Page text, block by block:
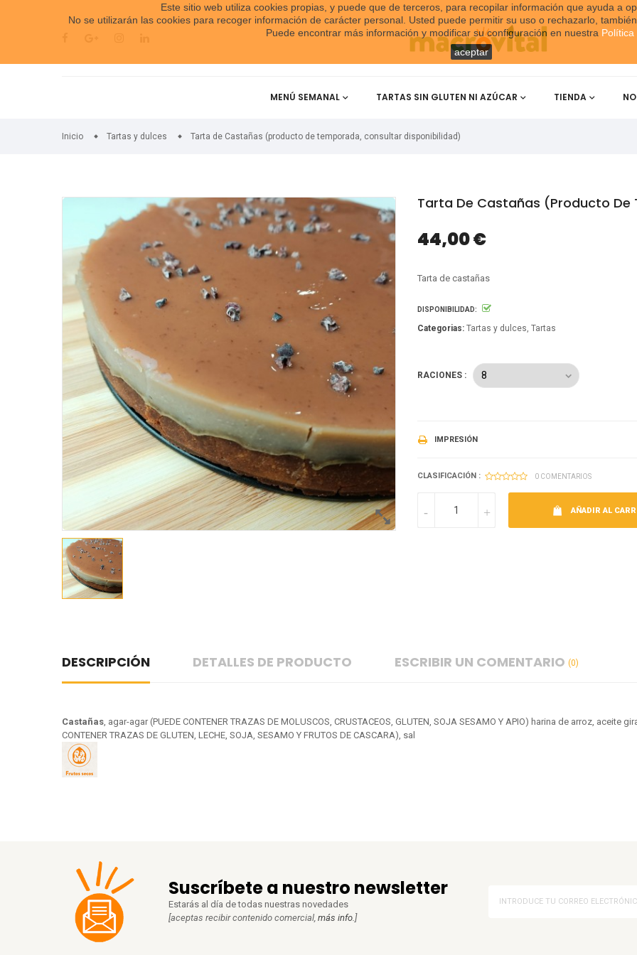
Este sitio web utiliza cookies propias, y puede que de terceros, para recopilar información que ayuda a
No se utilizarán las cookies para recoger información de carácter personal. Usted puede permitir su uso o rechazarlo,
Puede encontrar más información y modificar su configuración en nuestra Política
aceptar
MENÚ SEMANAL TARTAS SIN GLUTEN NI AZÚCAR TIENDA
Inicio Tartas y dulces Tarta de Castañas (producto de temporada, consultar disponibilidad)
Tarta De Castañas (producto
44,00 €
Tarta de castañas
DISPONIBILIDAD:
Categorias: Tartas y dulces Tartas
RACIONES :
IMPRESIÓN
CLASIFICACIÓN : 0 COMENTARIOS
AÑADIR AL
DESCRIPCIÓN DETALLES DE PRODUCTO ESCRIBIR UN COMENTARIO (0)
Castañas , agar-agar (PUEDE CONTENER TRAZAS DE MOLUSCOS, CRUSTACEOS, GLUTEN, SOJA SESAMO Y APIO) harina de arroz,
CONTENER TRAZAS DE GLUTEN, LECHE, SOJA, SESAMO Y FRUTOS DE CASCARA), sal
Suscríbete a nuestro newsletter
Estarás al día de todas nuestras novedades
[aceptas recibir contenido comercial, más info. ]